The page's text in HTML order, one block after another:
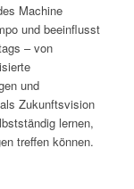
Machine
und beeinflusst
– von
und
Zukunftsvision
lernen,
treffen können.